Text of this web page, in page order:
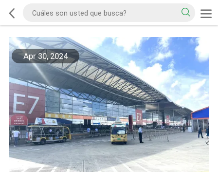
Apr 30, 2024